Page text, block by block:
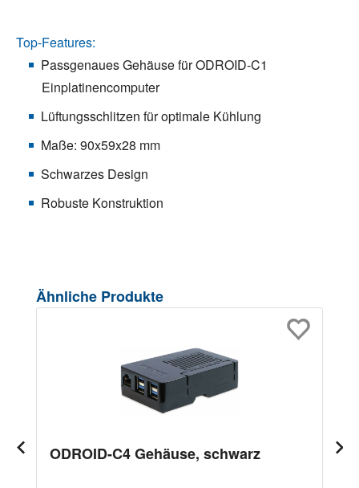
Top-Features:
Passgenaues Gehäuse für ODROID-C1
Einplatinencomputer
Lüftungsschlitzen für optimale Kühlung
Maße: 90x59x28 mm
Schwarzes Design
Robuste Konstruktion
Produktgalerie überspringen
Ähnliche Produkte
ODROID-C4 Gehäuse, schwarz